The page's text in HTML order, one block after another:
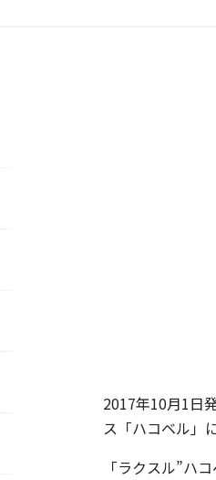
2017年10月1日
ス「ハコベル」
「ラクスル”ハ